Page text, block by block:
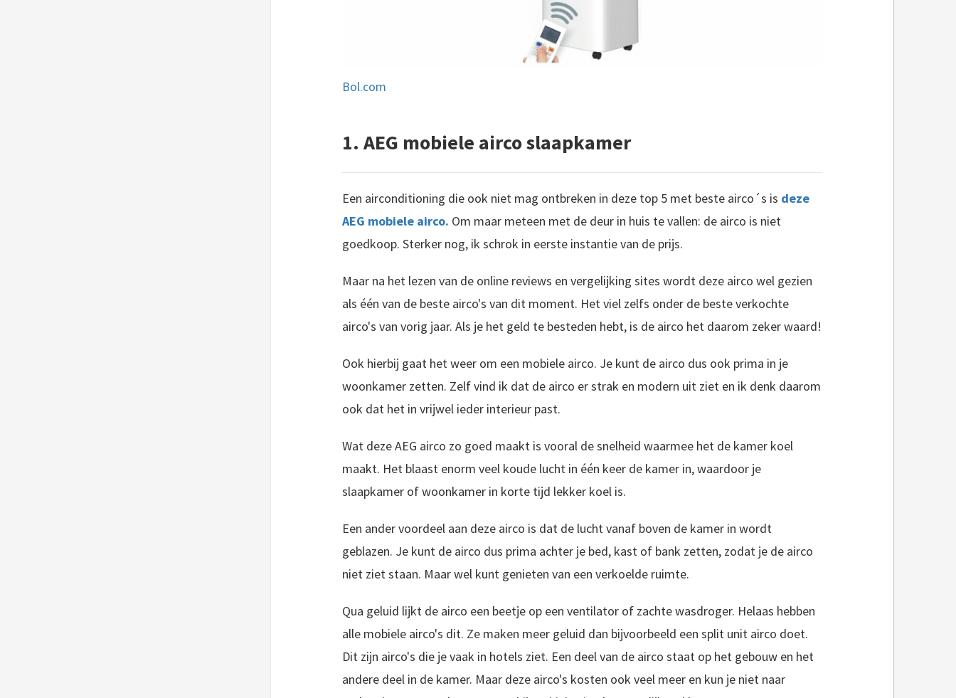
Bol.com
1. AEG mobiele airco slaapkamer
Een airconditioning die ook niet mag ontbreken in deze top 5 met beste airco´s is deze
AEG mobiele airco. Om maar meteen met de deur in huis te vallen: de airco is niet
goedkoop. Sterker nog, ik schrok in eerste instantie van de prijs.
Maar na het lezen van de online reviews en vergelijking sites wordt deze airco wel gezien
als één van de beste airco's van dit moment. Het viel zelfs onder de beste verkochte
airco's van vorig jaar. Als je het geld te besteden hebt, is de airco het daarom zeker waard!
Ook hierbij gaat het weer om een mobiele airco. Je kunt de airco dus ook prima in je
woonkamer zetten. Zelf vind ik dat de airco er strak en modern uit ziet en ik denk daarom
ook dat het in vrijwel ieder interieur past.
Wat deze AEG airco zo goed maakt is vooral de snelheid waarmee het de kamer koel
maakt. Het blaast enorm veel koude lucht in één keer de kamer in, waardoor je
slaapkamer of woonkamer in korte tijd lekker koel is.
Een ander voordeel aan deze airco is dat de lucht vanaf boven de kamer in wordt
geblazen. Je kunt de airco dus prima achter je bed, kast of bank zetten, zodat je de airco
niet ziet staan. Maar wel kunt genieten van een verkoelde ruimte.
Qua geluid lijkt de airco een beetje op een ventilator of zachte wasdroger. Helaas hebben
alle mobiele airco's dit. Ze maken meer geluid dan bijvoorbeeld een split unit airco doet.
Dit zijn airco's die je vaak in hotels ziet. Een deel van de airco staat op het gebouw en het
andere deel in de kamer. Maar deze airco's kosten ook veel meer en kun je niet naar